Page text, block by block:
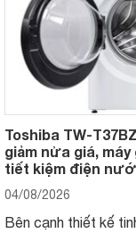
Toshiba TW-
giảm nửa giá,
tiết kiệm điện
04/08/2026
Bên cạnh thiết kế